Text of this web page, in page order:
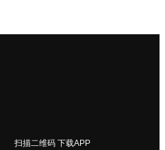
扫描二维码 下载APP